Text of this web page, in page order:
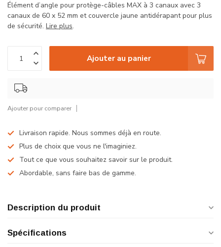
Élément d’angle pour protège-câbles MAX à 3 canaux avec 3
canaux de 60 x 52 mm et couvercle jaune antidérapant pour plus
de sécurité. Lire plus.
Ajouter au panier
Ajouter pour comparer
Livraison rapide. Nous sommes déjà en route.
Plus de choix que vous ne l'imaginiez.
Tout ce que vous souhaitez savoir sur le produit.
Abordable, sans faire bas de gamme.
Description du produit
Spécifications